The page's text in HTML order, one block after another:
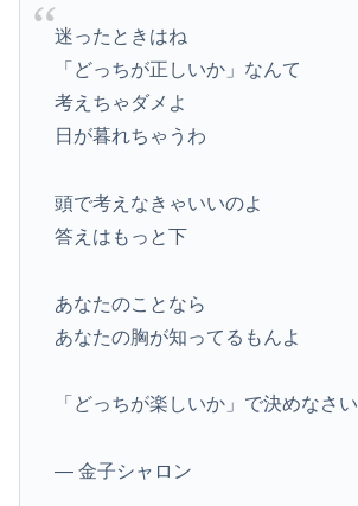
迷ったときはね
「どっちが正しいか」なんて
考えちゃダメよ
日が暮れちゃうわ
頭で考えなきゃいいのよ
答えはもっと下
あなたのことなら
あなたの胸が知ってるもんよ
「どっちが楽しいか」で決めなさい
— 金子シャロン